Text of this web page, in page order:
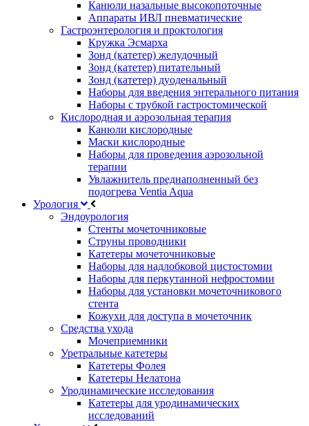
Канюли назальные высокопоточные
Аппараты ИВЛ пневматические
Гастроэнтерология и проктология
Кружка Эсмарха
Зонд (катетер) желудочный
Зонд (катетер) питательный
Зонд (катетер) дуоденальный
Наборы для введения энтерального питания
Наборы с трубкой гастростомической
Кислородная и аэрозольная терапия
Канюли кислородные
Маски кислородные
Наборы для проведения аэрозольной
терапии
Увлажнитель преднаполненный без
подогрева Ventia Aqua
Урология
Эндоурология
Стенты мочеточниковые
Струны проводники
Катетеры мочеточниковые
Наборы для надлобковой цистостомии
Наборы для перкутанной нефростомии
Наборы для установки мочеточникового
стента
Кожухи для доступа в мочеточник
Средства ухода
Мочеприемники
Уретральные катетеры
Катетеры Фолея
Катетеры Нелатона
Уродинамические исследования
Катетеры для уродинамических
исследований